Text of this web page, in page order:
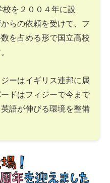
を２００４年に設
らの依頼を受けて、フ
を占める形で国立高校
ーはイギリス連邦に属
ドはフィジーで今まで
語が伸びる環境を整備